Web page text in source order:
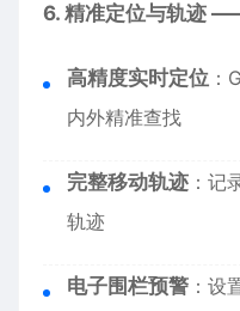
6. 精准定位与轨迹
高精度实时定位 ：
内外精准查找
完整移动轨迹 ：记
轨迹
电子围栏预警 ：设